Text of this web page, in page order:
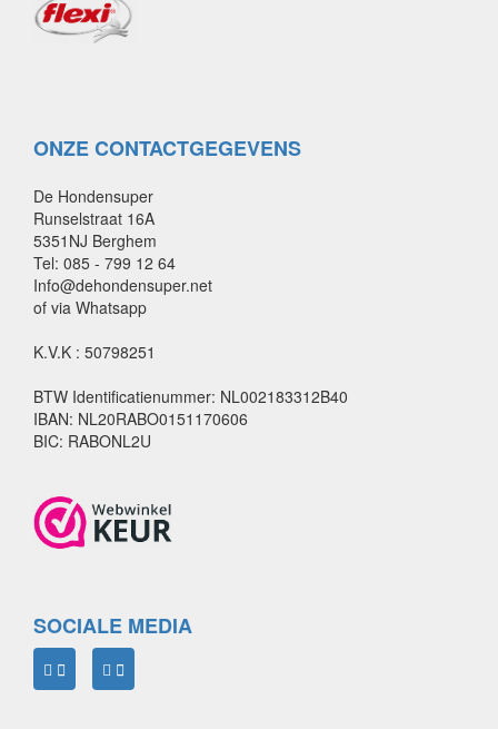
ONZE CONTACTGEGEVENS
De Hondensuper
Runselstraat 16A
5351NJ Berghem
Tel: 085 - 799 12 64
Info@dehondensuper.net
of via Whatsapp
K.V.K : 50798251
BTW Identificatienummer: NL002183312B40
IBAN: NL20RABO0151170606
BIC: RABONL2U
SOCIALE MEDIA